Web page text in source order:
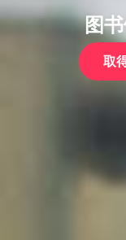
图
取